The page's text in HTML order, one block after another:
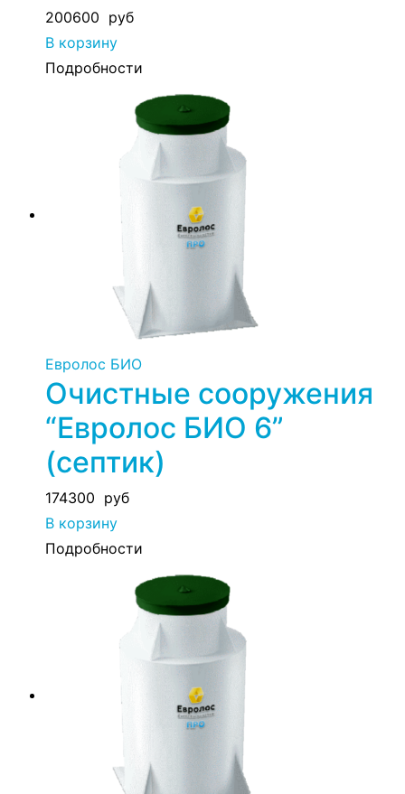
200600 руб
В корзину
Подробности
Евролос БИО
Очистные сооружения
“Евролос БИО 6”
(септик)
174300 руб
В корзину
Подробности